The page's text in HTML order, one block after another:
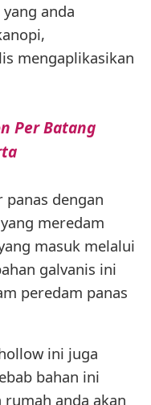
anda
mengaplikasikan
Per Batang
dengan
meredam
masuk melalui
galvanis ini
peredam panas
ini juga
bahan ini
anda akan